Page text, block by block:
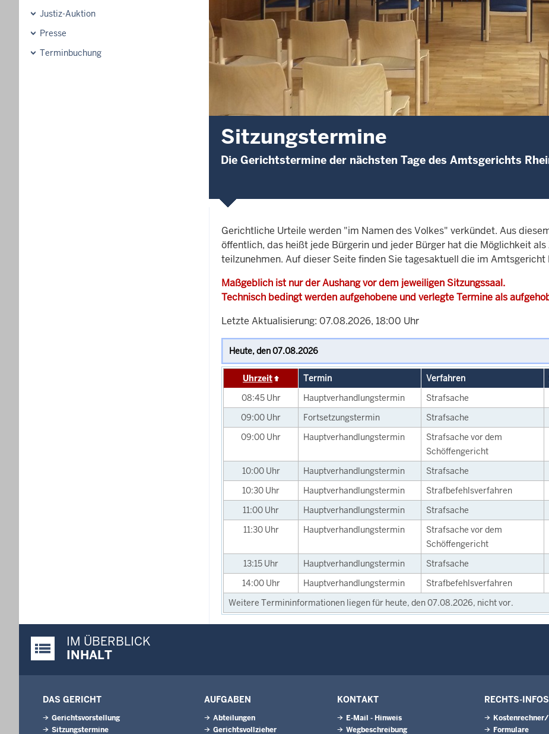
Justiz-Auktion
Presse
Terminbuchung
Sitzungstermine
Die Gerichtstermine der nächsten Tage des Amtsgerichts
Gerichtliche Urteile werden "im Namen des Volkes" verkündet. Aus
öffentlich, das heißt jede Bürgerin und jeder Bürger hat die Möglichkeit
teilzunehmen. Auf dieser Seite finden Sie tagesaktuell die im
Maßgeblich ist nur der Aushang vor dem jeweiligen Sitzungssaal.
Technisch bedingt werden aufgehobene und verlegte Termine als
Letzte Aktualisierung: 07.08.2026, 18:00 Uhr
Uhrzeit Termin Verfahren
08:45 Uhr Hauptverhandlungstermin Strafsache
09:00 Uhr Fortsetzungstermin Strafsache
09:00 Uhr Hauptverhandlungstermin
Strafsache vor dem
Schöffengericht
10:00 Uhr Hauptverhandlungstermin Strafsache
10:30 Uhr Hauptverhandlungstermin Strafbefehlsverfahren
11:00 Uhr Hauptverhandlungstermin Strafsache
11:30 Uhr Hauptverhandlungstermin
Strafsache vor dem
Schöffengericht
13:15 Uhr Hauptverhandlungstermin Strafsache
14:00 Uhr Hauptverhandlungstermin Strafbefehlsverfahren
Weitere Termininformationen liegen für heute, den 07.08.2026, nicht vor.
Justiz-Portal im Überblick:
IM ÜBERBLICK
INHALT
DAS GERICHT
Gerichtsvorstellung
Sitzungstermine
AUFGABEN
Abteilungen
Gerichtsvollzieher
KONTAKT
E-Mail - Hinweis
Wegbeschreibung
RECHTS-INFOS
Formulare